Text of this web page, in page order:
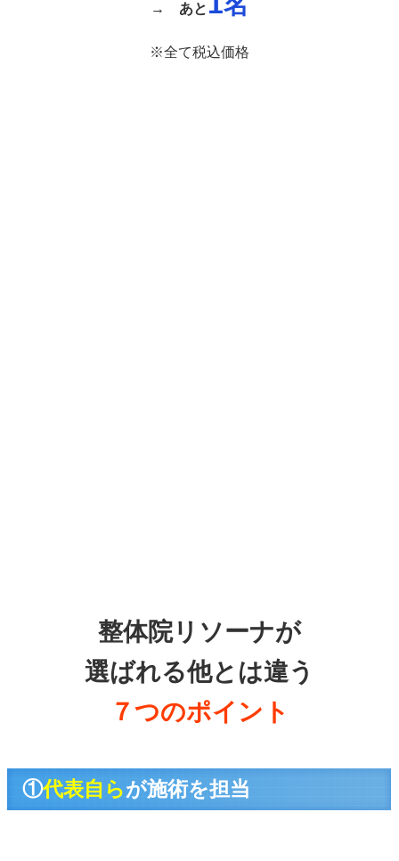
→ あと
※全て税込価格
整体院リソーナが
選ばれる他とは違う
７つのポイント
①代表自らが施術を担当